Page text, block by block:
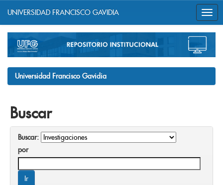
navigation
UNIVERSIDAD FRANCISCO GAVIDIA
Universidad Francisco Gavidia
Buscar
Buscar:
por